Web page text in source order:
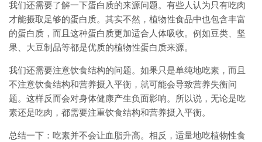
我们还需要了解一下蛋白质的来源问题。有些人认为只有吃肉
才能摄取足够的蛋白质。其实不然，植物性食品中也包含丰富
的蛋白质，而且这种蛋白质更加适合人体吸收。例如豆类、坚
果、大豆制品等都是优质的植物性蛋白质来源。
我们还需要注意饮食结构的问题。如果只是单纯地吃素，而且
不注意饮食结构和营养摄入平衡，就可能会导致营养失衡问
题。这样反而会对身体健康产生负面影响。所以说，无论是吃
素还是吃肉，都需要注重饮食结构和营养摄入平衡。
总结一下：吃素并不会让血脂升高。相反，适量地吃植物性食